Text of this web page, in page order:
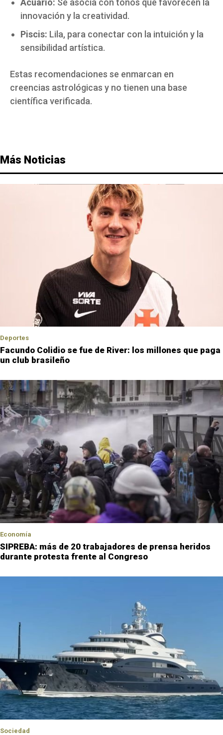
Acuario: Se asocia con tonos que favorecen la
innovación y la creatividad.
Piscis: Lila, para conectar con la intuición y la
sensibilidad artística.
Estas recomendaciones se enmarcan en
creencias astrológicas y no tienen una base
científica verificada.
Más Noticias
Deportes
Facundo Colidio se fue de River: los millones que paga
un club brasileño
Economía
SIPREBA: más de 20 trabajadores de prensa heridos
durante protesta frente al Congreso
Sociedad